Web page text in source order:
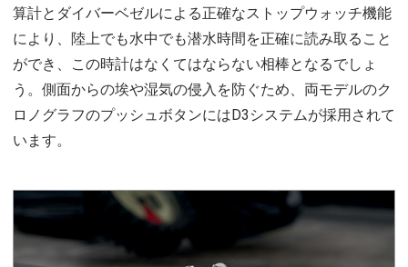
算計とダイバーベゼルによる正確なストップウォッチ機能
により、陸上でも水中でも潜水時間を正確に読み取ること
ができ、この時計はなくてはならない相棒となるでしょ
う。側面からの埃や湿気の侵入を防ぐため、両モデルのク
ロノグラフのプッシュボタンにはD3システムが採用されて
います。